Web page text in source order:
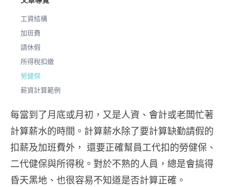
工資結構
加班費
請休假
所得稅扣繳
勞健保
薪資計算範例
每當到了月底或月初，又是人資、會計或老闆忙著
計算薪水的時間。計算薪水除了要計算缺勤請假的
扣薪及加班費外， 還要正確幫員工代扣的勞健保、
二代健保與所得稅。對於不熟的人員，總是會搞得
昏天黑地、也很容易不知道是否計算正確。